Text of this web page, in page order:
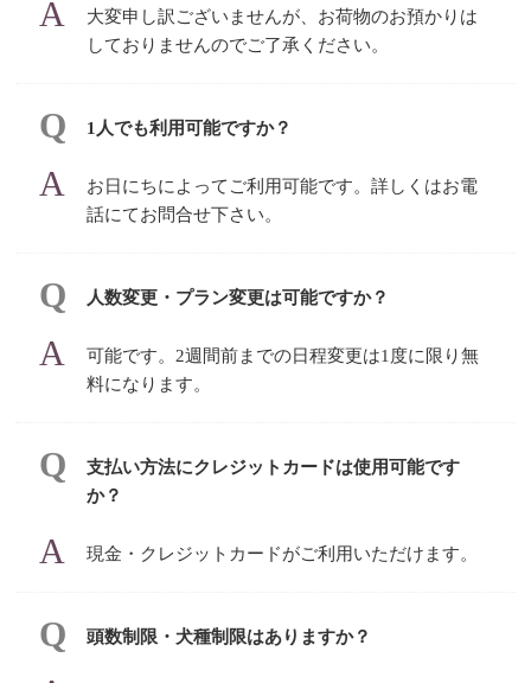
大変申し訳ございませんが、お荷物のお預かりは
しておりませんのでご了承ください。
1人でも利用可能ですか？
お日にちによってご利用可能です。詳しくはお電
話にてお問合せ下さい。
人数変更・プラン変更は可能ですか？
可能です。2週間前までの日程変更は1度に限り無
料になります。
支払い方法にクレジットカードは使用可能です
か？
現金・クレジットカードがご利用いただけます。
頭数制限・犬種制限はありますか？